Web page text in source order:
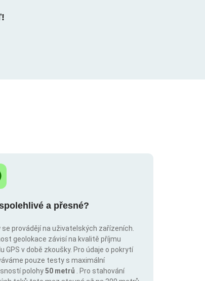
a přesné?
provádějí na uživatelských zařízeních.
geolokace závisí na kvalitě příjmu
GPS v době zkoušky. Pro údaje o pokrytí
pouze testy s maximální
polohy50 metrů
. Pro stahování